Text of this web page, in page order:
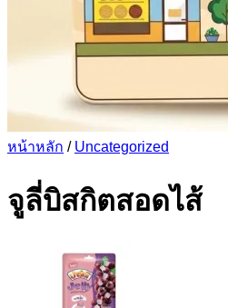
หน้าหลัก / Uncategorized
จูลี่บิสกิตสอดไส้